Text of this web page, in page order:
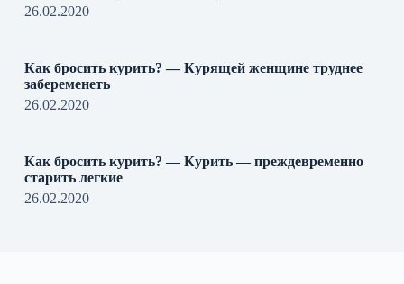
26.02.2020
Как бросить курить? — Курящей женщине труднее
забеременеть
26.02.2020
Как бросить курить? — Курить — преждевременно
старить легкие
26.02.2020